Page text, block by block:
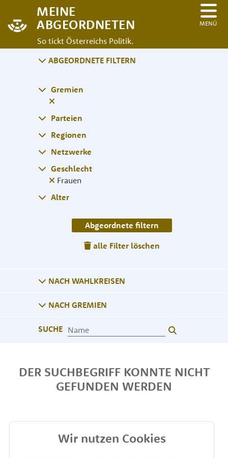
MEINE
ABGEORDNETEN
So tickt Österreichs Politik.
MENÜ
ABGEORDNETE FILTERN
NACH WAHLKREISEN
NACH GREMIEN
SUCHE
Gremien
Parteien
Regionen
Netzwerke
Geschlecht
Frauen
Alter
Abgeordnete filtern
alle Filter löschen
DER SUCHBEGRIFF KONNTE NICHT
GEFUNDEN WERDEN
Wir nutzen Cookies